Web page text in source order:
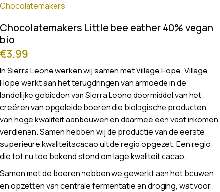
Chocolatemakers
Chocolatemakers Little bee eather 40% vegan
bio
€3.99
In Sierra Leone werken wij samen met Village Hope. Village
Hope werkt aan het terugdringen van armoede in de
landelijke gebieden van Sierra Leone doormiddel van het
creëren van opgeleide boeren die biologische producten
van hoge kwaliteit aanbouwen en daarmee een vast inkomen
verdienen. Samen hebben wij de productie van de eerste
superieure kwaliteitscacao uit de regio opgezet. Een regio
die tot nu toe bekend stond om lage kwaliteit cacao.
Samen met de boeren hebben we gewerkt aan het bouwen
en opzetten van centrale fermentatie en droging, wat voor